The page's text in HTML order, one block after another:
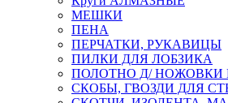
МЕШКИ
ПЕНА
ПЕРЧАТКИ, РУКАВИЦЫ
ПИЛКИ ДЛЯ ЛОБЗИКА
ПОЛОТНО Д/ НОЖОВКИ
СКОБЫ, ГВОЗДИ ДЛЯ